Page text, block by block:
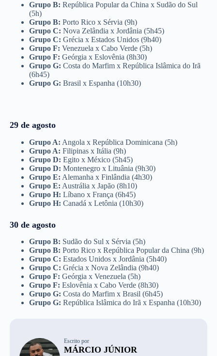
Grupo B: República Popular da China x Sudão do Sul
(5h)
Grupo B: Porto Rico x Sérvia (9h)
Grupo C: Nova Zelândia x Jordânia (5h45)
Grupo C: Grécia x Estados Unidos (9h40)
Grupo F: Venezuela x Cabo Verde (5h)
Grupo F: Geórgia x Eslovênia (8h30)
Grupo G: Costa do Marfim x República Islâmica do Irã
(6h45)
Grupo G: Brasil x Espanha (10h30)
29 de agosto
Grupo A: Angola x República Dominicana (5h)
Grupo A: Filipinas x Itália (9h)
Grupo D: Egito x México (5h45)
Grupo D: Montenegro x Lituânia (9h30)
Grupo E: Alemanha x Finlândia (4h30)
Grupo E: Austrália x Japão (8h10)
Grupo H: Líbano x França (6h45)
Grupo H: Canadá x Letônia (10h30)
30 de agosto
Grupo B: Sudão do Sul x Sérvia (5h)
Grupo B: Porto Rico x República Popular da China (9h)
Grupo C: Estados Unidos x Jordânia (5h40)
Grupo C: Grécia x Nova Zelândia (9h40)
Grupo F: Geórgia x Venezuela (5h)
Grupo F: Eslovênia x Cabo Verde (8h30)
Grupo G: Costa do Marfim x Brasil (6h45)
Grupo G: República Islâmica do Irã x Espanha (10h30)
Escrito por
MÁRCIO JÚNIOR